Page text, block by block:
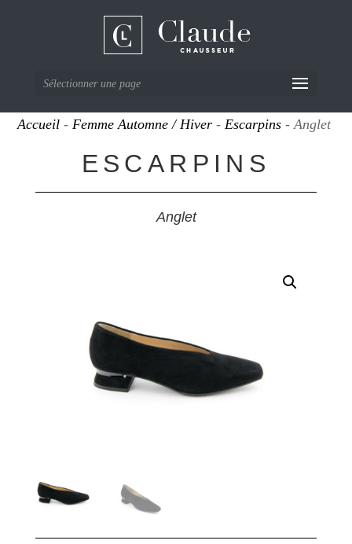
Sélectionner une page
Accueil -Femme Automne / Hiver -Escarpins - Anglet
ESCARPINS
Anglet